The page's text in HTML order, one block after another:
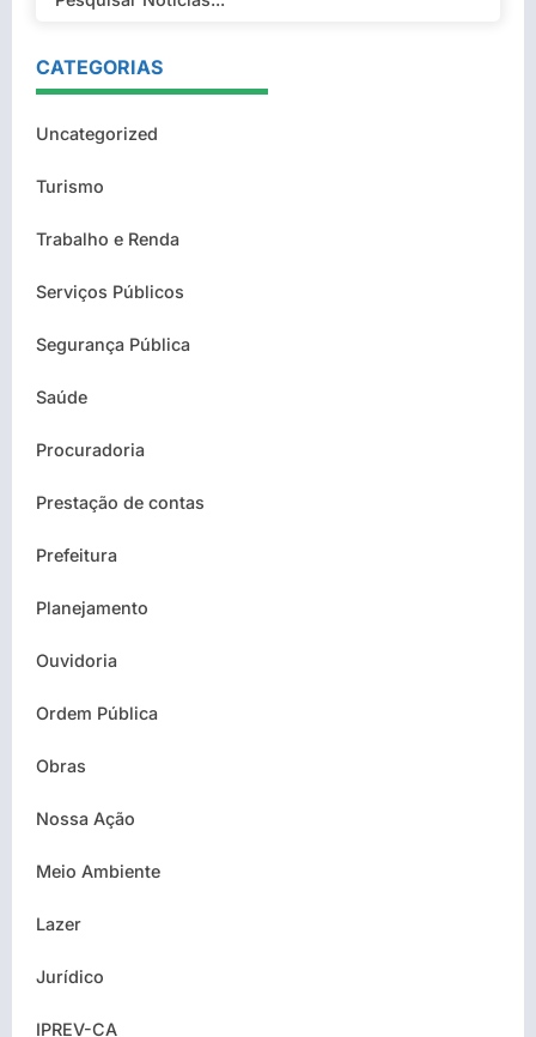
CATEGORIAS
Uncategorized
Turismo
Trabalho e Renda
Serviços Públicos
Segurança Pública
Saúde
Procuradoria
Prestação de contas
Prefeitura
Planejamento
Ouvidoria
Ordem Pública
Obras
Nossa Ação
Meio Ambiente
Lazer
Jurídico
IPREV-CA